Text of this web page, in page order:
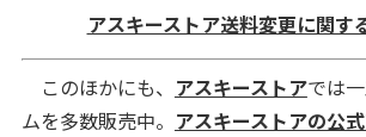
アスキーストア送料変更に関す
このほかにも、 アスキーストアでは
ムを多数販売中。 アスキーストアの公